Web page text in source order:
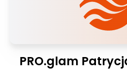
PRO.glam